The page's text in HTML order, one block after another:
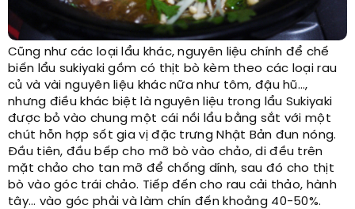
Cũng như các loại lẩu khác, nguyên liệu chính để chế
biến lẩu sukiyaki gồm có thịt bò kèm theo các loại rau
củ và vài nguyên liệu khác nữa như tôm, đậu hũ…,
nhưng điều khác biệt là nguyên liệu trong lẩu Sukiyaki
được bỏ vào chung một cái nồi lẩu bằng sắt với một
chút hỗn hợp sốt gia vị đặc trưng Nhật Bản đun nóng.
Đầu tiên, đầu bếp cho mỡ bò vào chảo, di đều trên
mặt chảo cho tan mỡ để chống dính, sau đó cho thịt
bò vào góc trái chảo. Tiếp đến cho rau cải thảo, hành
tây… vào góc phải và làm chín đến khoảng 40-50%.